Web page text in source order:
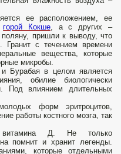
ее расположением, ее
горой Кокше, а с других –
пришли к выводу, что
Гранит с течением времени
вещества, которые
микробы.
и Бурабая в целом является
обилие биологически
Под влиянием длительных
форм эритроцитов,
работы костного мозга, так
витамина Д. Не только
помнит и хранит легенды.
которые отдельными